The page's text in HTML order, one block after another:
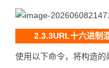
2.3.3URL十六进制
使用以下命令，将构造的